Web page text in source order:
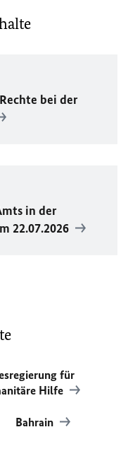
bei der
in der
22.07.2026
für
Hilfe
Bahrain